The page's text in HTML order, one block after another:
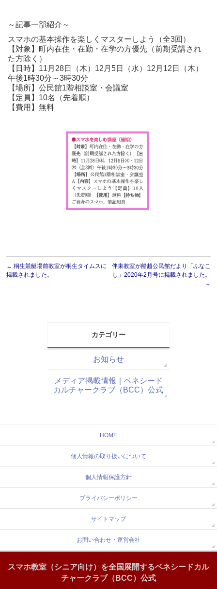
～記事一部紹介～
スマホの基本操作を楽しくマスターしよう（全3回）
【対象】町内在住・在勤・在学の方優先（前期受講され
た方除く）
【日時】11月28日（木）12月5日（水）12月12日（木）
午後1時30分～3時30分
【場所】公民館1階相談室・会議室
【定員】10名（先着順）
【費用】無料
← 桐生競艇場前教室が桐生タイムスに
掲載されました。
伴東教室が船越公民館だより「ふなこ
し」2020年2月号に掲載されました。
→
カテゴリー
お知らせ
メディア掲載情報｜ベネシード
カルチャークラブ（BCC）公式
HOME
個人情報の取り扱いについて
個人情報保護方針
プライバシーポリシー
サイトマップ
お問い合わせ・運営会社
スマホ教室（シニア向け）を全国展開するベネシードカル
チャークラブ（BCC）公式